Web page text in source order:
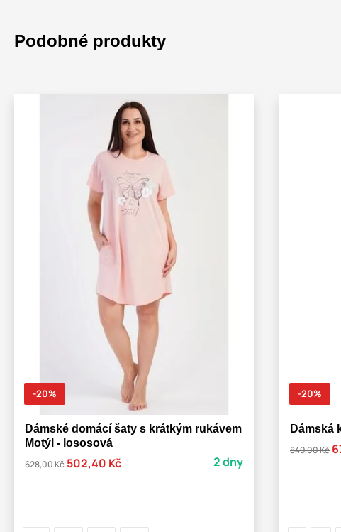
Podobné produkty
-20%
Dámské domácí šaty s krátkým rukávem
Motýl - lososová
628,00 Kč 502,40 Kč 2 dny
-20%
Dámská
849,00 Kč